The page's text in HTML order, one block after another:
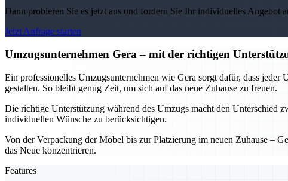
Dann probieren Sie es jetzt aus und fordern Sie Ihr individuelles Angebot
Jetzt Anfrage starten
Umzugsunternehmen Gera – mit der richtigen
Ein professionelles Umzugsunternehmen wie Gera sorgt dafür, dass
gestalten. So bleibt genug Zeit, um sich auf das neue Zuhause zu freuen.
Die richtige Unterstützung während des Umzugs macht den Unterschied
individuellen Wünsche zu berücksichtigen.
Von der Verpackung der Möbel bis zur Platzierung im neuen Zuhause –
das Neue konzentrieren.
Features